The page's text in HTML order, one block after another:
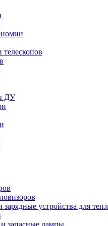
телескопов
ДУ
устройства для
запасные лампы